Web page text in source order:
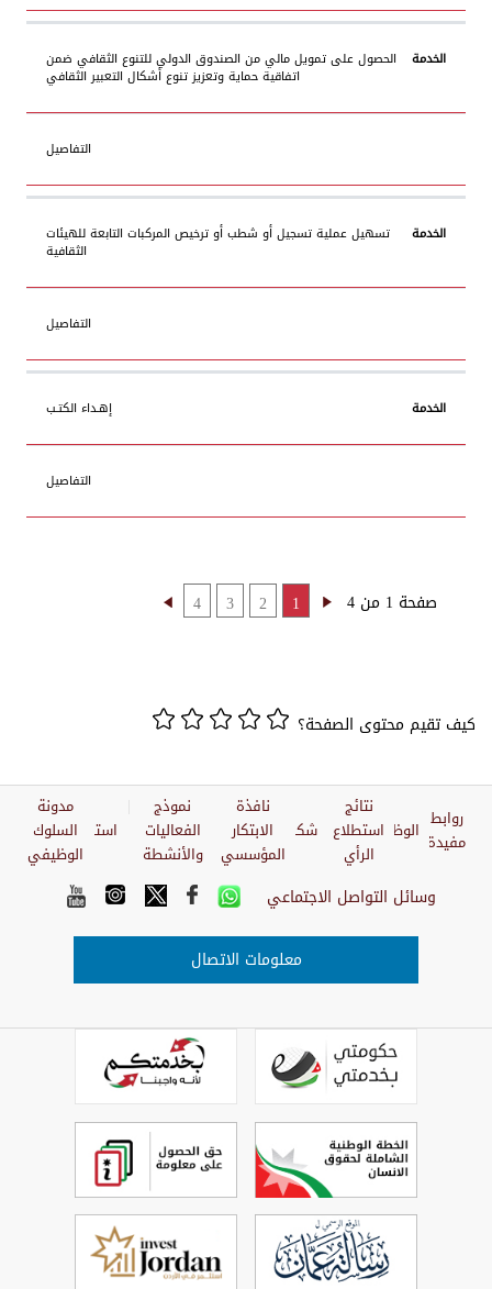
الحصول على تمويل مالي من الصندوق الدولي للتنوع الثقافي ضمن
اتفاقية حماية وتعزيز تنوع أشكال التعبير الثقافي
التفاصيل
تسهيل عملية تسجيل أو شطب أو ترخيص المركبات التابعة للهيئات
الثقافية
التفاصيل
إهـداء الكتـب
التفاصيل
صفحة 1 من 4 1
2
3
4
كيف تقيم محتوى الصفحة؟
روابط
مفيدة الوظائف
نتائج
استطلاع
الرأي
شكاوي
نافذة
الابتكار
المؤسسي
نموذج
الفعاليات
والأنشطة
استبيان
مدونة
السلوك
الوظيفي
وسائل التواصل الاجتماعي
معلومات الاتصال